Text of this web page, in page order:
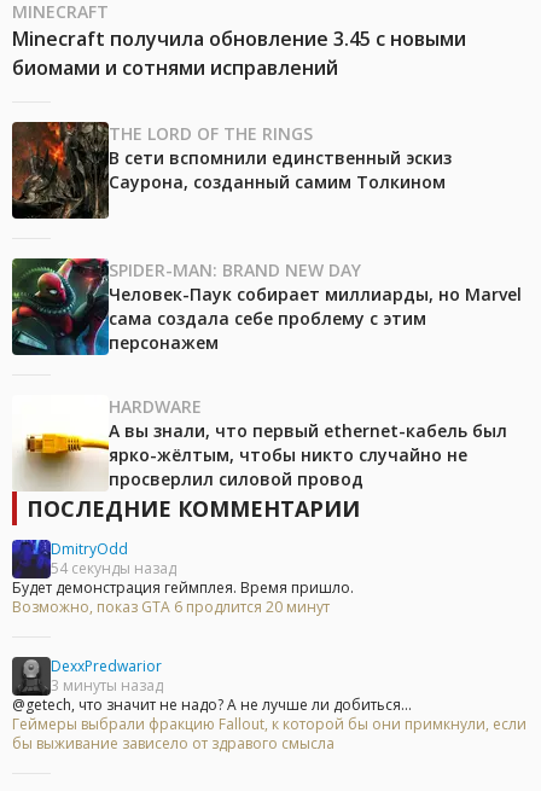
MINECRAFT
Minecraft получила обновление 3.45 с новыми
биомами и сотнями исправлений
THE LORD OF THE RINGS
В сети вспомнили единственный эскиз
Саурона, созданный самим Толкином
SPIDER-MAN: BRAND NEW DAY
Человек-Паук собирает миллиарды, но Marvel
сама создала себе проблему с этим
персонажем
HARDWARE
А вы знали, что первый ethernet-кабель был
ярко-жёлтым, чтобы никто случайно не
просверлил силовой провод
ПОСЛЕДНИЕ КОММЕНТАРИИ
DmitryOdd
54 секунды назад
Будет демонстрация геймплея. Время пришло.
Возможно, показ GTA 6 продлится 20 минут
DexxPredwarior
3 минуты назад
@getech, что значит не надо? А не лучше ли добиться...
Геймеры выбрали фракцию Fallout, к которой бы они примкнули, если
бы выживание зависело от здравого смысла